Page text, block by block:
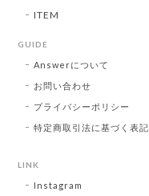
ITEM
GUIDE
Answerについて
お問い合わせ
プライバシーポリシー
特定商取引法に基づく表記
LINK
Instagram